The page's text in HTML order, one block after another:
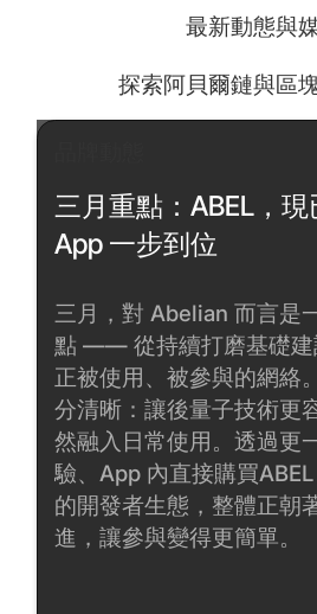
最新動態與
探索阿貝爾鏈與區
三月重點：ABEL，
App 一步到位
三月，對 Abelian 而言是
點 —— 從持續打磨基礎建
正被使用、被參與的網絡
分清晰：讓後量子技術更
然融入日常使用。透過更
驗、App 內直接購買
的開發者生態，整體正朝
進，讓參與變得更簡單。